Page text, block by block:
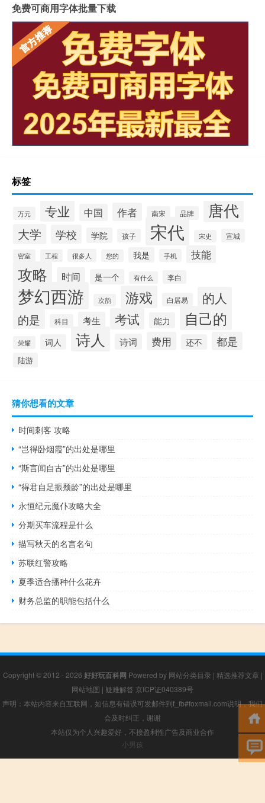
免费可商用字体批量下载
标签
万元 专业 中国 作者 南宋 品牌 唐代
大学 学校 学院 孩子 宋代 宋史 宣城
密室 工程 很多人 您的 我是 手机 技能
攻略 时间 是一个 有什么 李白
梦幻西游 次韵 游戏 白居易 的人
的是 科目 考生 考试 能力 自己的
荣耀 词人 诗人 诗词 费用 还不 都是
陆游
猜你想看的文章
时间刺客 攻略
“岂得卧烟霞”的出处是哪里
“斯言闻自古”的出处是哪里
“得君自足振颓龄”的出处是哪里
永恒纪元魔仆攻略大全
分期买车流程是什么
描写秋天的名言名句
苏联红警攻略
夏季适合播种什么花卉
财务总监的职能包括什么
Copyright © 2012 - 2026 好好玩百科网 Powered by 网站分类目录 | 精选推荐文章 |
网站地图 | 疑难解答 京ICP证040389号
声明：本站内容来自互联网，如信息有错误可发邮件到f_fb#foxmail.com说明，我们
会及时纠正，谢谢
本站仅为个人兴趣爱好，不接盈利性广告及商业合作
小男孩